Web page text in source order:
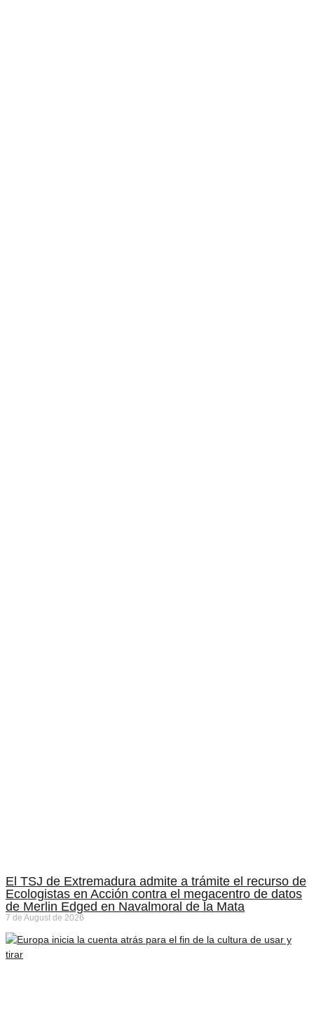
El TSJ de Extremadura admite a trámite el recurso de
Ecologistas en Acción contra el megacentro de datos
de Merlin Edged en Navalmoral de la Mata
7 de August de 2026